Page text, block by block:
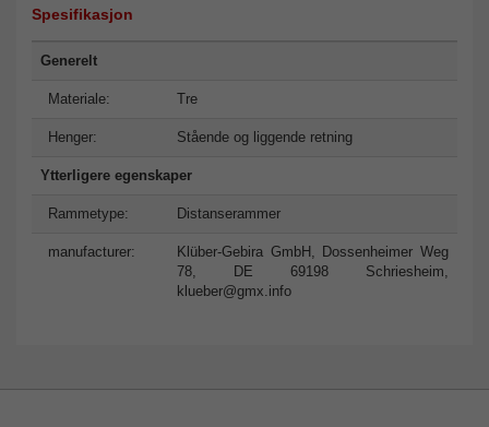
Spesifikasjon
Generelt
Materiale: Tre
Henger: Stående og liggende retning
Ytterligere egenskaper
Rammetype: Distanserammer
manufacturer:
Klüber-Gebira GmbH, Dossenheimer Weg
78, DE 69198 Schriesheim,
klueber@gmx.info